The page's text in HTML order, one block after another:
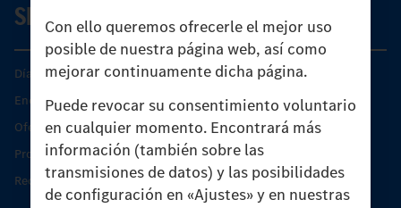
Con ello queremos ofrecerle el mejor uso
posible de nuestra página web, así como
mejorar continuamente dicha página.
Puede revocar su consentimiento voluntario
en cualquier momento. Encontrará más
información (también sobre las
transmisiones de datos) y las posibilidades
de configuración en «Ajustes» y en nuestras
SERVICIO
Días de Servicio del Unimog
Encontrar un socio
Oferta de servicio del Unimog
Productos de piezas y servicio
Recambios originales